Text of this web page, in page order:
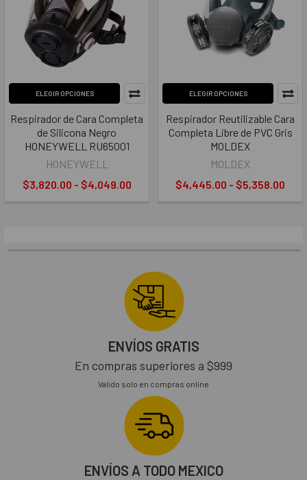
ELEGIR OPCIONES
Respirador de Cara Completa
de Silicona Negro
HONEYWELL RU65001
HONEYWELL
$3,820.00 - $4,049.00
ELEGIR OPCIONES
Respirador Reutilizable Cara
Completa Libre de PVC Gris
MOLDEX
MOLDEX
$4,445.00 - $5,358.00
ENVÍOS GRATIS
En compras superiores a $999
Valido solo en compras online
ENVÍOS A TODO MEXICO